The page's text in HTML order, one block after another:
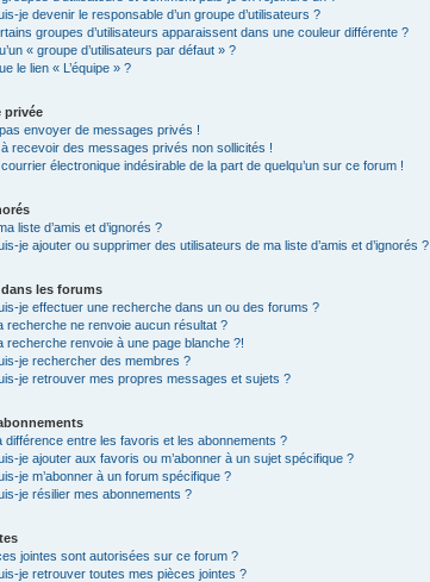
je devenir le responsable d’un groupe d’utilisateurs ?
groupes d’utilisateurs apparaissent dans une couleur différente ?
« groupe d’utilisateurs par défaut » ?
le lien « L’équipe » ?
privée
envoyer de messages privés !
recevoir des messages privés non sollicités !
courrier électronique indésirable de la part de quelqu’un sur ce forum !
liste d’amis et d’ignorés ?
je ajouter ou supprimer des utilisateurs de ma liste d’amis et d’ignorés ?
les forums
je effectuer une recherche dans un ou des forums ?
recherche ne renvoie aucun résultat ?
recherche renvoie à une page blanche ?!
je rechercher des membres ?
je retrouver mes propres messages et sujets ?
différence entre les favoris et les abonnements ?
je ajouter aux favoris ou m’abonner à un sujet spécifique ?
je m’abonner à un forum spécifique ?
je résilier mes abonnements ?
jointes sont autorisées sur ce forum ?
je retrouver toutes mes pièces jointes ?